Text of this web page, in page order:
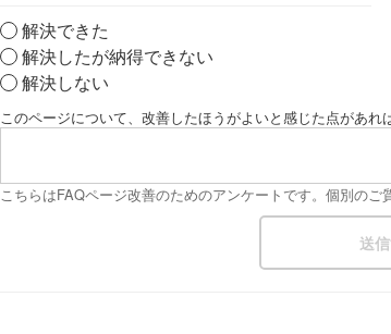
解決できた
解決したが納得できない
解決しない
このページについて、改善したほうがよいと感じた点があれ
こちらはFAQページ改善のためのアンケートです。個別の